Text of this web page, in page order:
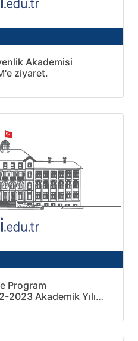
Akademisi
ziyaret.
Program
2023 Akademik Yılı